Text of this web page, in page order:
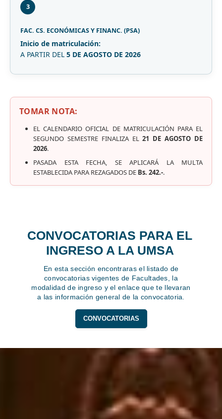
3
FAC. CS. ECONÓMICAS Y FINANC. (PSA)
Inicio de matriculación:
A PARTIR DEL 5 DE AGOSTO DE 2026
TOMAR NOTA:
EL CALENDARIO OFICIAL DE MATRICULACIÓN PARA EL
SEGUNDO SEMESTRE FINALIZA EL21 DE AGOSTO DE
2026.
PASADA ESTA FECHA, SE APLICARÁ LA MULTA
ESTABLECIDA PARA REZAGADOS DE Bs. 242.-.
CONVOCATORIAS PARA EL
INGRESO A LA UMSA
En esta sección encontraras el listado de
convocatorias vigentes de Facultades, la
modalidad de ingreso y el enlace que te llevaran
a las información general de la convocatoria.
CONVOCATORIAS